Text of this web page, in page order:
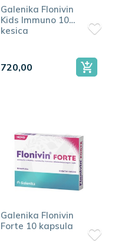
Galenika Flonivin
Kids Immuno 10
kesica
720,00
Galenika Flonivin
Forte 10 kapsula